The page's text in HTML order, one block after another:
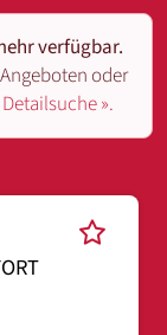
verfügbar.
oder
Detailsuche ».